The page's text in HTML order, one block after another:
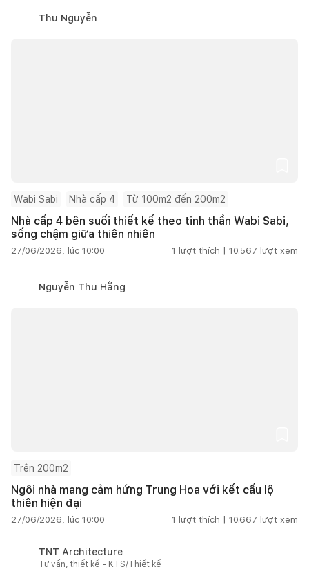
Thu Nguyễn
Wabi Sabi Nhà cấp 4 Từ 100m2 đến 200m2
Nhà cấp 4 bên suối thiết kế theo tinh thần Wabi Sabi,
sống chậm giữa thiên nhiên
27/06/2026, lúc 10:00 1 lượt thích | 10.567 lượt xem
Nguyễn Thu Hằng
Trên 200m2
Ngôi nhà mang cảm hứng Trung Hoa với kết cấu lộ
thiên hiện đại
27/06/2026, lúc 10:00 1 lượt thích | 10.667 lượt xem
TNT Architecture
Tư vấn, thiết kế - KTS/Thiết kế